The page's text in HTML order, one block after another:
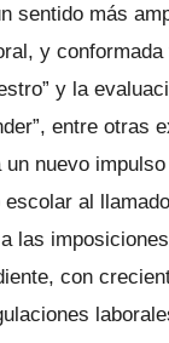
sentido más
y conformada
y la
entre otras
un nuevo
al
las
con